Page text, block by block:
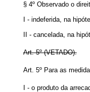
§ 4º Observado o
I - indeferida, na
II - cancelada, na
Art. 5º (VETADO).
Art. 5º Para as
I - o produto da